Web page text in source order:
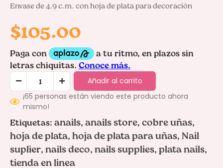
Envase de 4.9 c.m. con hoja de plata para decoración
$105.00
Añadir al carrito
¡65 personas están viendo este producto ahora
mismo!
Etiquetas: anails, anails store, cobre uñas,
hoja de plata, hoja de plata para uñas, Nail
suplier, nails deco, nails supplies, plata nails,
tienda en linea